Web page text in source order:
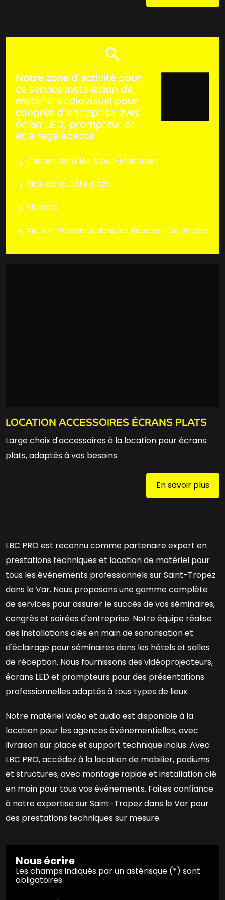
Notre zone d'activité pour
ce service Installation de
matériel audiovisuel pour
congrès d'entreprise avec
écran LED, prompteur et
éclairage adapté
Cannes dans les Alpes-Maritimes
Nice sur la Côte d'Azur
Monaco
Aix-en-Provence dans les Bouches-du-Rhône
LOCATION ACCESSOIRES ÉCRANS PLATS
Large choix d'accessoires à la location pour écrans
plats, adaptés à vos besoins
En savoir plus
LBC PRO est reconnu comme partenaire expert en
prestations techniques et location de matériel pour
tous les événements professionnels sur Saint-Tropez
dans le Var. Nous proposons une gamme complète
de services pour assurer le succès de vos séminaires,
congrès et soirées d'entreprise. Notre équipe réalise
des installations clés en main de sonorisation et
d'éclairage pour séminaires dans les hôtels et salles
de réception. Nous fournissons des vidéoprojecteurs,
écrans LED et prompteurs pour des présentations
professionnelles adaptés à tous types de lieux.
Notre matériel vidéo et audio est disponible à la
location pour les agences événementielles, avec
livraison sur place et support technique inclus. Avec
LBC PRO, accédez à la location de mobilier, podiums
et structures, avec montage rapide et installation clé
en main pour tous vos événements. Faites confiance
à notre expertise sur Saint-Tropez dans le Var pour
des prestations techniques sur mesure.
Nous écrire
Les champs indiqués par un astérisque (*) sont
obligatoires